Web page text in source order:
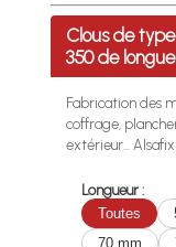
Profitez des
Clous de
350 de
Fabrication des
coffrage,
extérieur...
Longueur :
Toutes
70 mm